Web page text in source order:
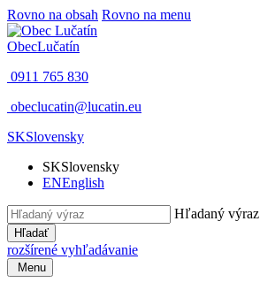
Rovno na obsah Rovno na menu
ObecLučatín
0911 765 830
obeclucatin@lucatin.eu
SKSlovensky
SKSlovensky
ENEnglish
Hľadaný výraz
Hľadať
rozšírené vyhľadávanie
Menu